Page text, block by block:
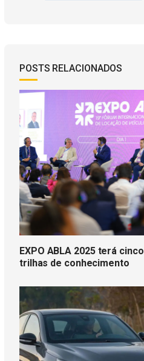
POSTS RELACIONADOS
EXPO ABLA 2025 terá cinco
trilhas de conhecimento